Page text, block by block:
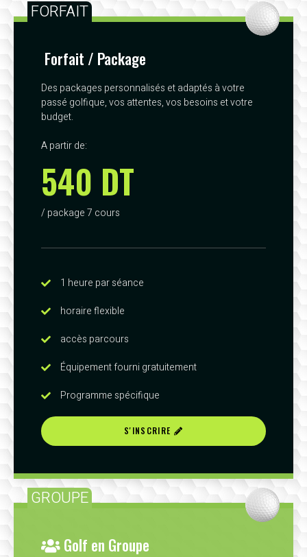
FORFAIT
Forfait / Package
Des packages personnalisés et adaptés à votre
passé golfique, vos attentes, vos besoins et votre
budget.
A partir de:
540 DT
/ package 7 cours
1 heure par séance
horaire flexible
accès parcours
Équipement fourni gratuitement
Programme spécifique
S'INSCRIRE
GROUPE
Golf en Groupe